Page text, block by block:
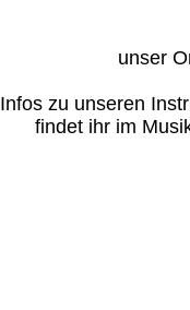
unser
Infos zu unseren
findet ihr im